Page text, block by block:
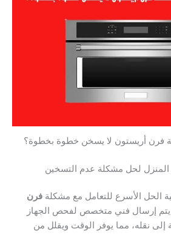
أريستون لا يسخن خطوة بخطوة؟
لحل مشكلة عدم التسخين
الحل الأسرع للتعامل مع مشكلة فرن
إرسال فني متخصص لفحص الجهاز
إلى نقله، مما يوفر الوقت ويقلل من